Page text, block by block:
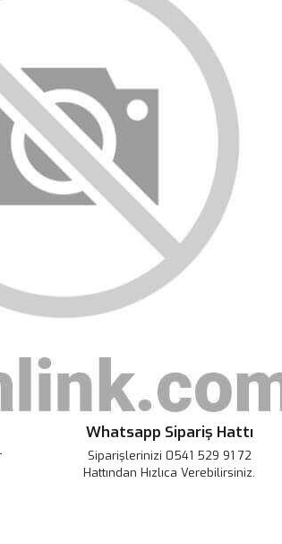
Whatsapp Sipariş Hattı
Siparişlerinizi 0541 529 91 72
Hattından Hızlıca Verebilirsiniz.